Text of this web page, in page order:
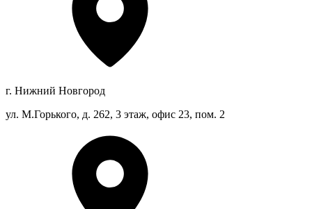
г. Нижний Новгород
ул. М.Горького, д. 262, 3 этаж, офис 23, пом. 2